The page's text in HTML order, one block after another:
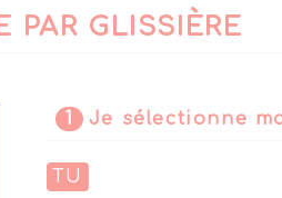
PAR GLISSIÈRE
1 Je sélectionne
TU